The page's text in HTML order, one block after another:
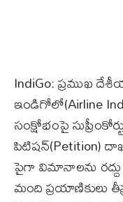
IndiGo: ప్రముఖ
ఇండిగోలో(Airline
సంక్షోభంపై
పిటిషన్‌(Petition)
పైగా విమానాలను
మంది ప్రయాణికులు